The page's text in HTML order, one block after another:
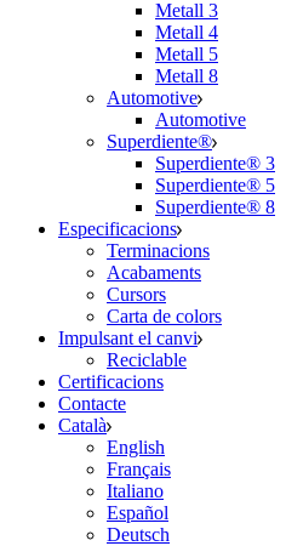
Metall 3
Metall 4
Metall 5
Metall 8
Automotive
Automotive
Superdiente®
Superdiente® 3
Superdiente® 5
Superdiente® 8
Especificacions
Terminacions
Acabaments
Cursors
Carta de colors
Impulsant el canvi
Reciclable
Certificacions
Contacte
Català
English
Français
Italiano
Español
Deutsch